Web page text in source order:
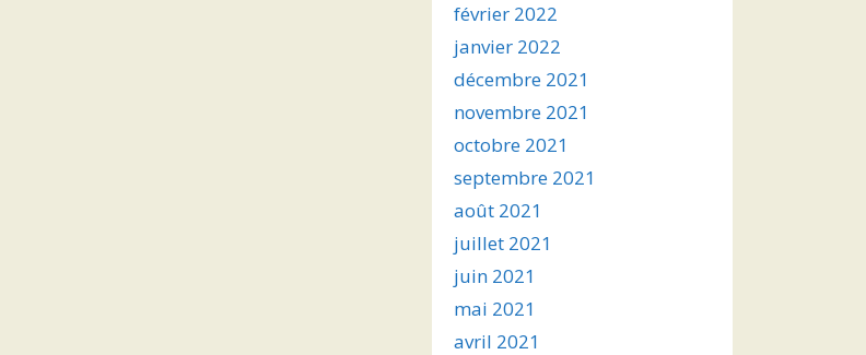
février 2022
janvier 2022
décembre 2021
novembre 2021
octobre 2021
septembre 2021
août 2021
juillet 2021
juin 2021
mai 2021
avril 2021